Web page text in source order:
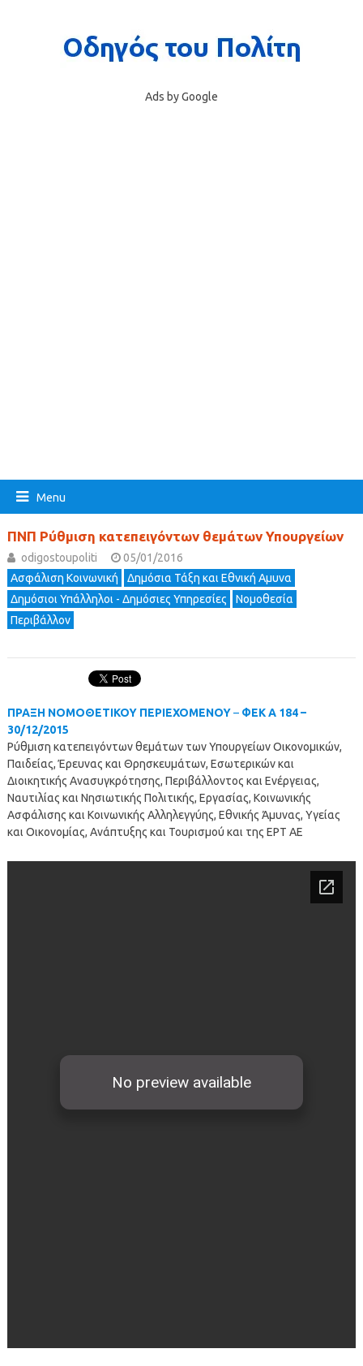
Ads by Google
Menu
ΠΝΠ Ρύθμιση κατεπειγόντων θεμάτων Υπουργείων
odigostoupoliti
05/01/2016
Ασφάλιση Κοινωνική
Δημόσια Τάξη και Εθνική Αμυνα
Δημόσιοι Υπάλληλοι - Δημόσιες Υπηρεσίες
Νομοθεσία
Περιβάλλον
ΠΡΑΞΗ ΝΟΜΟΘΕΤΙΚΟΥ ΠΕΡΙΕΧΟΜΕΝΟΥ– ΦΕΚ Α 184 –
30/12/2015
Ρύθμιση κατεπειγόντων θεμάτων των Υπουργείων Οικονομικών,
Παιδείας, Έρευνας και Θρησκευμάτων, Εσωτερικών και
Διοικητικής Ανασυγκρότησης, Περιβάλλοντος και Ενέργειας,
Ναυτιλίας και Νησιωτικής Πολιτικής, Εργασίας, Κοινωνικής
Ασφάλισης και Κοινωνικής Αλληλεγγύης, Εθνικής Άμυνας, Υγείας
και Οικονομίας, Ανάπτυξης και Τουρισμού και της ΕΡΤ ΑΕ